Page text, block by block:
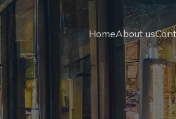
HomeAbout us